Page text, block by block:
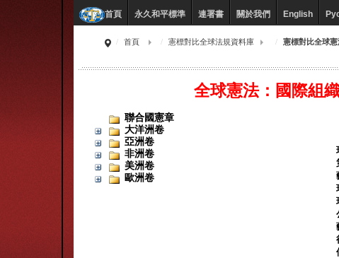
首頁 永久和平標準 連署書 關於我們 English
首頁 憲標對比全球法規資料庫 憲標對比全球憲
全球憲法：國際組
聯合國憲章
大洋洲卷
亞洲卷
非洲卷
美洲卷
歐洲卷